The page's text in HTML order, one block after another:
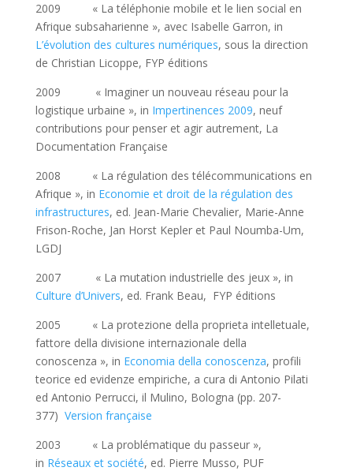
2009 « La téléphonie mobile et le lien social en
Afrique subsaharienne », avec Isabelle Garron, in
L’évolution des cultures numériques, sous la direction
de Christian Licoppe, FYP éditions
2009 « Imaginer un nouveau réseau pour la
logistique urbaine », in Impertinences 2009, neuf
contributions pour penser et agir autrement, La
Documentation Française
2008 « La régulation des télécommunications en
Afrique », in Economie et droit de la régulation des
infrastructures, ed. Jean-Marie Chevalier, Marie-Anne
Frison-Roche, Jan Horst Kepler et Paul Noumba-Um,
LGDJ
2007 « La mutation industrielle des jeux », in
Culture d’Univers, ed. Frank Beau, FYP éditions
2005 « La protezione della proprieta intelletuale,
fattore della divisione internazionale della
conoscenza », in Economia della conoscenza, profili
teorice ed evidenze empiriche, a cura di Antonio Pilati
ed Antonio Perrucci, il Mulino, Bologna (pp. 207-
377) Version française
2003 « La problématique du passeur »,
in Réseaux et société, ed. Pierre Musso, PUF